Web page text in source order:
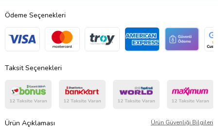
Ödeme Seçenekleri
Taksit Seçenekleri
Ürün Açıklaması Ürün Güvenliği Bilgileri